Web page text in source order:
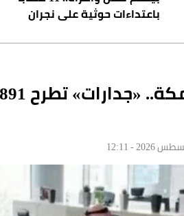
باعتداءات حوثية على نجران